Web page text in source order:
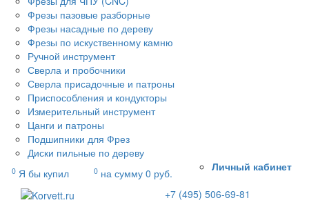
Фрезы пазовые разборные
Фрезы насадные по дереву
Фрезы по искуственному камню
Ручной инструмент
Сверла и пробочники
Сверла присадочные и патроны
Приспособления и кондукторы
Измерительный инструмент
Цанги и патроны
Подшипники для Фрез
Диски пильные по дереву
0 Я бы купил 0 на сумму 0 руб. Личный кабинет
+7 (495) 506-69-81